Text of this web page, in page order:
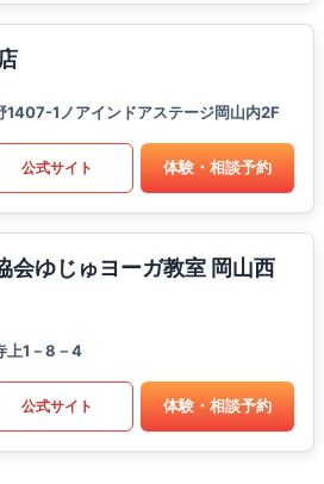
1407-1ノアインドアステージ岡山内2F
公式サイト 体験・相談予約
会ゆじゅヨーガ教室 岡山西
上1－8－4
公式サイト 体験・相談予約